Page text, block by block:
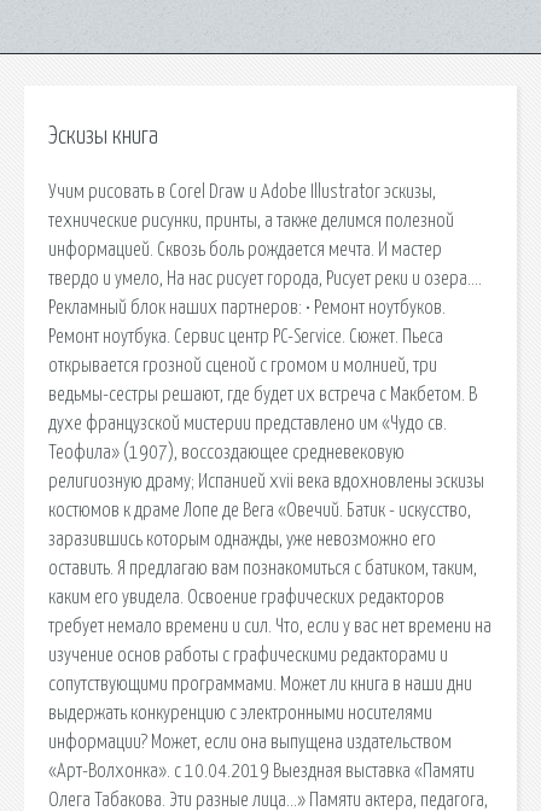
Эскизы книга
Учим рисовать в Corel Draw и Adobe Illustrator эскизы,
технические рисунки, принты, а также делимся полезной
информацией. Сквозь боль рождается мечта. И мастер
твердо и умело, На нас рисует города, Рисует реки и озера….
Рекламный блок наших партнеров: • Ремонт ноутбуков.
Ремонт ноутбука. Сервис центр PC-Service. Сюжет. Пьеса
открывается грозной сценой с громом и молнией, три
ведьмы-сестры решают, где будет их встреча с Макбетом. В
духе французской мистерии представлено им «Чудо св.
Теофила» (1907), воссоздающее средневековую
религиозную драму; Испанией xvii века вдохновлены эскизы
костюмов к драме Лопе де Вега «Овечий. Батик - искусство,
заразившись которым однажды, уже невозможно его
оставить. Я предлагаю вам познакомиться с батиком, таким,
каким его увидела. Освоение графических редакторов
требует немало времени и сил. Что, если у вас нет времени на
изучение основ работы с графическими редакторами и
сопутствующими программами. Может ли книга в наши дни
выдержать конкуренцию с электронными носителями
информации? Может, если она выпущена издательством
«Арт-Волхонка». с 10.04.2019 Выездная выставка «Памяти
Олега Табакова. Эти разные лица…» Памяти актера, педагога,